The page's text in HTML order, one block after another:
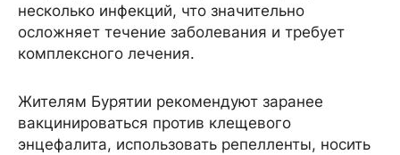
несколько инфекций, что значительно
осложняет течение заболевания и требует
комплексного лечения.
Жителям Бурятии рекомендуют заранее
вакцинироваться против клещевого
энцефалита, использовать репелленты, носить